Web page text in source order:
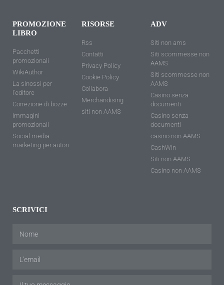
PROMOZIONE
LIBRO
Pacchetti
promozionali
WikiAuthor
La sinossi per
l'editore
Correzione di bozze
Immagini
promozionali
Social media
marketing per autori
RISORSE
Rss
Contatti
Privacy Policy
Cookie Policy
Collabora
Merchandising
siti non AAMS
ADV
Siti non ams
Siti scommesse non
AAMS
Siti scommesse non
AAMS
Casino senza
documenti
Casino senza
documenti
casino non AAMS
CashWin
Siti non AAMS
Casino non AAMS
SCRIVICI